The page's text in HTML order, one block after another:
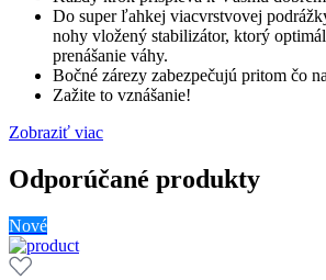
Do super ľahkej viacvrstvovej
nohy vložený stabilizátor, ktorý
prenášanie váhy.
Bočné zárezy zabezpečujú pritom čo
Zažite to vznášanie!
Zobraziť viac
Odporúčané produkty
Nové